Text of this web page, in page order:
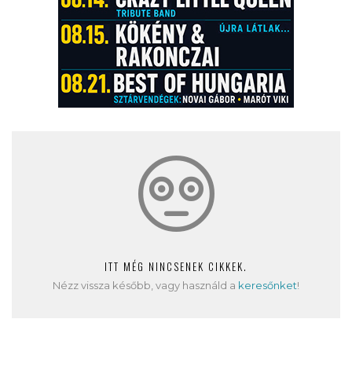
ITT MÉG NINCSENEK CIKKEK.
Nézz vissza később, vagy használd a keresőnket!